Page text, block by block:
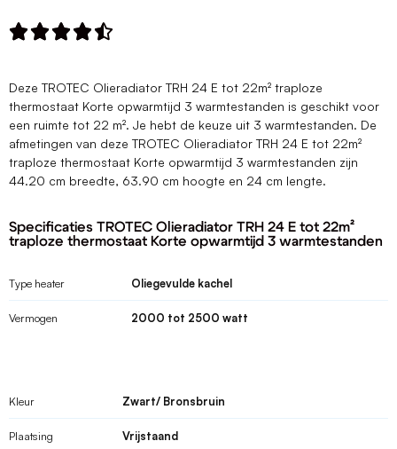

Deze TROTEC Olieradiator TRH 24 E tot 22m² traploze
thermostaat Korte opwarmtijd 3 warmtestanden is geschikt voor
een ruimte tot 22 m². Je hebt de keuze uit 3 warmtestanden. De
afmetingen van deze TROTEC Olieradiator TRH 24 E tot 22m²
traploze thermostaat Korte opwarmtijd 3 warmtestanden zijn
44.20 cm breedte, 63.90 cm hoogte en 24 cm lengte.
Specificaties TROTEC Olieradiator TRH 24 E tot 22m²
traploze thermostaat Korte opwarmtijd 3 warmtestanden
Type heater Oliegevulde kachel
Vermogen 2000 tot 2500 watt
Kleur Zwart/ Bronsbruin
Plaatsing Vrijstaand